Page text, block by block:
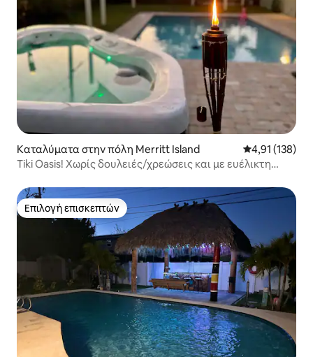
Καταλύματα στην πόλη Merritt Island Μέση
4,91 (138)
Tiki Oasis! Χωρίς δουλειές/χρεώσεις και με ευέλικτη
Επιλογή επισκεπτών
Επιλογή επισκεπτών